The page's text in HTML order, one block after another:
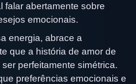
falar abertamente sobre
emocionais.
energia, abrace a
que a história de amor de
perfeitamente simétrica.
preferências emocionais e